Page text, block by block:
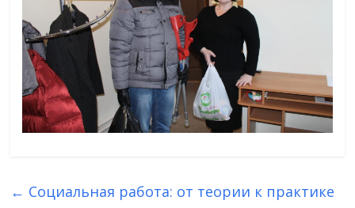
← Социальная работа: от теории к практике